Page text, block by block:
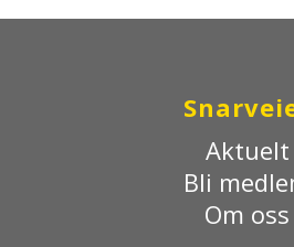
Aktuelt
Bli
Om oss